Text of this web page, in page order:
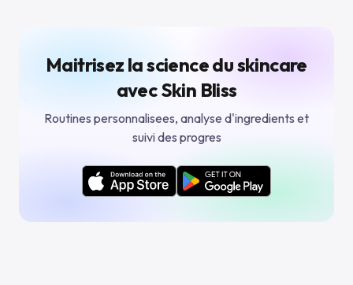
Maitrisez la science du skincare
avec Skin Bliss
Routines personnalisees, analyse d'ingredients et
suivi des progres